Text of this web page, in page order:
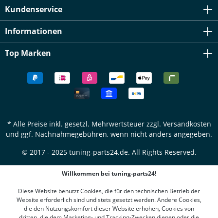
Kundenservice
Informationen
Top Marken
* Alle Preise inkl. gesetzl. Mehrwertsteuer zzgl. Versandkosten
und ggf. Nachnahmegebühren, wenn nicht anders angegeben.
© 2017 - 2025 tuning-parts24.de. All Rights Reserved.
Willkommen bei tuning-parts24!
Diese Website benutzt Cookies, die für den technischen Betrieb der
Website erforderlich sind und stets gesetzt werden. Andere Cookies,
die den Nutzungskomfort dieser Website erhöhen, Cookies von